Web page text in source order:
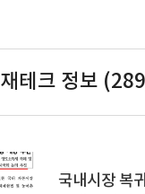
재테크 정보
국내시장 복